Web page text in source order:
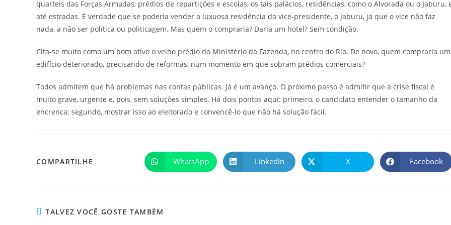
quarteis das Forças Armadas, prédios de repartições e escolas, os tais palácios, residências, como o Alvorada ou o Jaburu,
até estradas. É verdade que se poderia vender a luxuosa residência do vice-presidente, o Jaburu, já que o vice não faz
nada, a não ser política ou politicagem. Mas quem o compraria? Daria um hotel? Sem condição.
Cita-se muito como um bom ativo o velho prédio do Ministério da Fazenda, no centro do Rio. De novo, quem compraria um
edifício deteriorado, precisando de reformas, num momento em que sobram prédios comerciais?
Todos admitem que há problemas nas contas públicas. Já é um avanço. O próximo passo é admitir que a crise fiscal é
muito grave, urgente e, pois, sem soluções simples. Há dois pontos aqui: primeiro, o candidato entender o tamanho da
encrenca; segundo, mostrar isso ao eleitorado e convencê-lo que não há solução fácil.
COMPARTILHE WhatsApp LinkedIn X Facebook
TALVEZ VOCÊ GOSTE TAMBÉM